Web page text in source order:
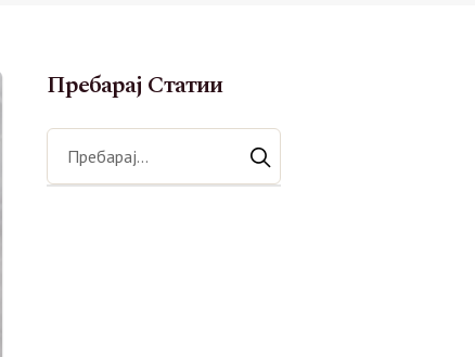
Пребарај Статии